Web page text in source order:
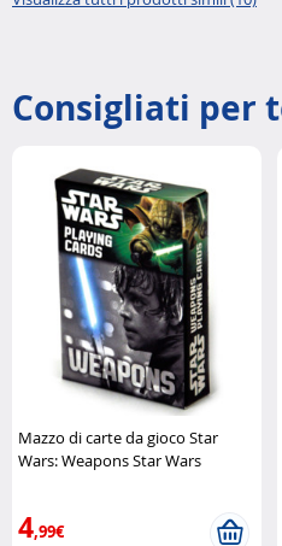
Consigliati per
Mazzo di carte da gioco Star
Wars: Weapons Star Wars
4,99€